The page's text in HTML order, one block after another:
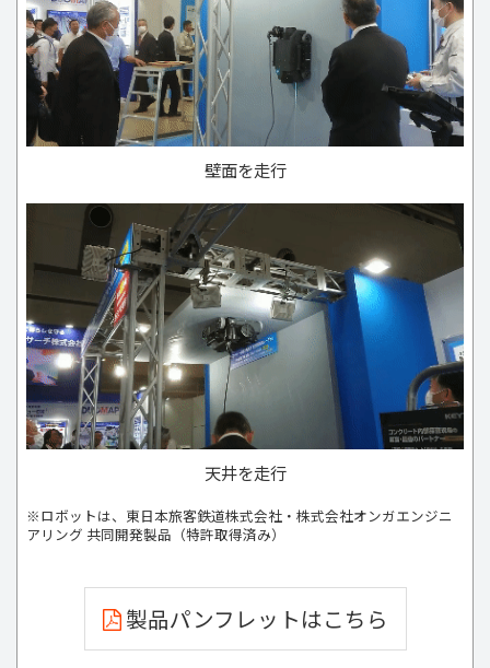
壁面を走行
天井を走行
※ロボットは、東日本旅客鉄道株式会社・株式会社オンガエンジニ
アリング 共同開発製品（特許取得済み）
製品パンフレットはこちら